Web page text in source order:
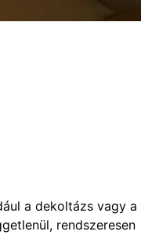
a dekoltázs vagy a
rendszeresen